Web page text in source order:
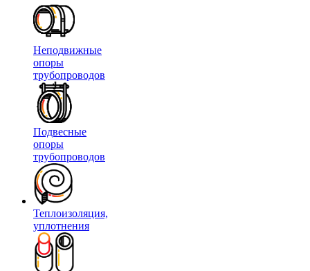
Неподвижные
опоры
трубопроводов
Подвесные
опоры
трубопроводов
Теплоизоляция,
уплотнения